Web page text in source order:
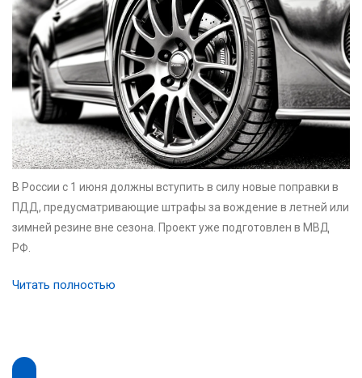
В России с 1 июня должны вступить в силу новые поправки в
ПДД, предусматривающие штрафы за вождение в летней или
зимней резине вне сезона. Проект уже подготовлен в МВД
РФ.
Читать полностью